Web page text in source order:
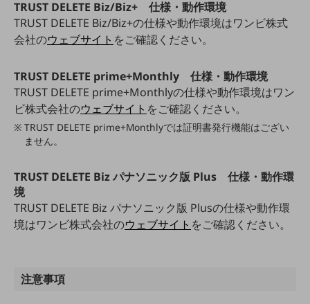
旬な話題やお役立ち資料などDXの課題を
解決するヒントをお届けする記事サイト
新着記事
IT用語集
中堅中小企業向け
サービス・ソリューション
課題やニーズに合ったサービスをご紹介し、
中堅中小企業のビジネスをサポート！
お悩みから見つけるTOP
ネットワーク
モバイル・音声
リモート・ハイブリッドワーク
TRUST DELETE Biz/Biz+ 仕様・動作環境
TRUST DELETE Biz/Biz+の仕様や動作環境はワンビ株式
会社のウェブサイト をご確認ください。
TRUST DELETE prime+Monthly 仕様・動作環境
TRUST DELETE prime+Monthlyの仕様や動作環境はワン
ビ株式会社のウェブサイト をご確認ください。
TRUST DELETE prime+Monthlyでは証明書発行機能はござい
ません。
TRUST DELETE Biz パナソニック版 Plus 仕様・動作環
境
TRUST DELETE Biz パナソニック版 Plusの仕様や動作環
境はワンビ株式会社のウェブサイト をご確認ください。
注意事項